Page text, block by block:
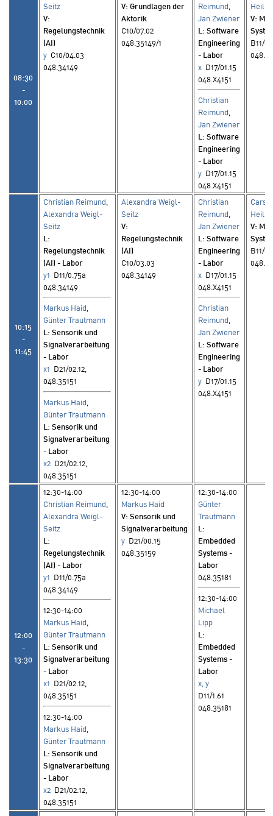
08:30
-
10:00
Seitz
V:
Regelungstechnik
(AI)
y C10/04.03
048.34149
V: Grundlagen der
Aktorik
C10/07.02
048.35149/1
Reimund
Jan Zwiener
L : Software
Engineering
- Labor
x D17/01.15
048.X4151
Christian
Reimund,
Jan Zwiener
L: Software
Engineering
- Labor
y D17/01.15
048.X4151
Heil
V:
B11/
10:15
-
11:45
Christian Reimund
Alexandra Weigl-
Seitz
L :
Regelungstechnik
(AI) - Labor
y1 D11/0.75a
048.34149
Markus Haid,
Günter Trautmann
L: Sensorik und
Signalverarbeitung
- Labor
x1 D21/02.12,
048.35151
Markus Haid
Günter Trautmann
L : Sensorik und
Signalverarbeitung
- Labor
x2 D21/02.12,
048.35151
Alexandra Weigl-
Seitz
V:
Regelungstechnik
(AI)
C10/03.03
048.34149
Christian
Reimund
Jan Zwiener
L : Software
Engineering
- Labor
x D17/01.15
048.X4151
Christian
Reimund,
Jan Zwiener
L: Software
Engineering
- Labor
y D17/01.15
048.X4151
Heil
V:
B11/
12:00
-
13:30
12:30-14:00
Christian Reimund
Alexandra Weigl-
Seitz
L :
Regelungstechnik
(AI) - Labor
y1 D11/0.75a
048.34149
12:30-14:00
Markus Haid,
Günter Trautmann
L: Sensorik und
Signalverarbeitung
- Labor
x1 D21/02.12,
048.35151
12:30-14:00
Markus Haid
Günter Trautmann
L : Sensorik und
Signalverarbeitung
- Labor
x2 D21/02.12,
048.35151
12:30-14:00
Markus Haid
V: Sensorik und
Signalverarbeitung
y D21/00.15
048.35159
12:30-14:00
Günter
Trautmann
L :
Embedded
Systems -
Labor
048.35181
12:30-14:00
Michael
Lipp
L:
Embedded
Systems -
Labor
x, y
D11/1.61
048.35181